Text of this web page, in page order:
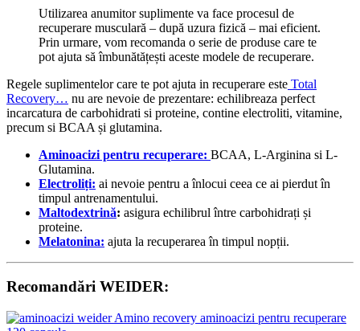
Utilizarea anumitor suplimente va face procesul de
recuperare musculară – după uzura fizică – mai eficient.
Prin urmare, vom recomanda o serie de produse care te
pot ajuta să îmbunătățești aceste modele de recuperare.
Regele suplimentelor care te pot ajuta in recuperare este Total
Recovery… nu are nevoie de prezentare: echilibreaza perfect
incarcatura de carbohidrati si proteine, contine electroliti, vitamine,
precum si BCAA și glutamina.
Aminoacizi pentru recuperare: BCAA, L-Arginina si L-
Glutamina.
Electroliți: ai nevoie pentru a înlocui ceea ce ai pierdut în
timpul antrenamentului.
Maltodextrină: asigura echilibrul între carbohidrați și
proteine.
Melatonina: ajuta la recuperarea în timpul nopții.
Recomandări WEIDER: